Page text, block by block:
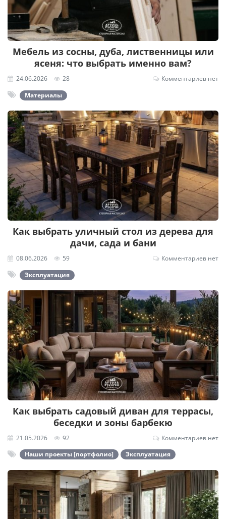
Мебель из сосны, дуба, лиственницы или
ясеня: что выбрать именно вам?
24.06.2026 28
Комментариев нет
Материалы
Как выбрать уличный стол из дерева для
дачи, сада и бани
08.06.2026 59
Комментариев нет
Эксплуатация
Как выбрать садовый диван для террасы,
беседки и зоны барбекю
21.05.2026 92
Комментариев нет
Наши проекты [портфолио]
Эксплуатация